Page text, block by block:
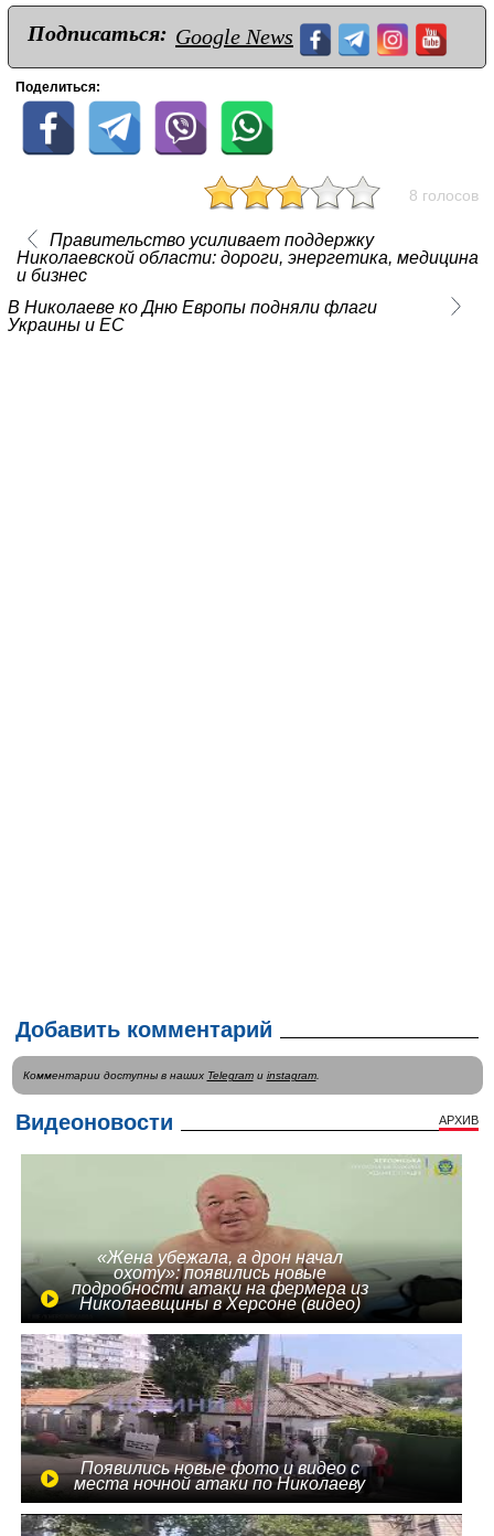
Подписаться: Google News
Поделиться:
8 голосов
Правительство усиливает поддержку
Николаевской области: дороги, энергетика, медицина
и бизнес
В Николаеве ко Дню Европы подняли флаги
Украины и ЕС
Добавить комментарий
Комментарии доступны в наших Telegramи instagram.
Видеоновости АРХИВ
«Жена убежала, а дрон начал
охоту»: появились новые
подробности атаки на фермера из
Николаевщины в Херсоне (видео)
Появились новые фото и видео с
места ночной атаки по Николаеву